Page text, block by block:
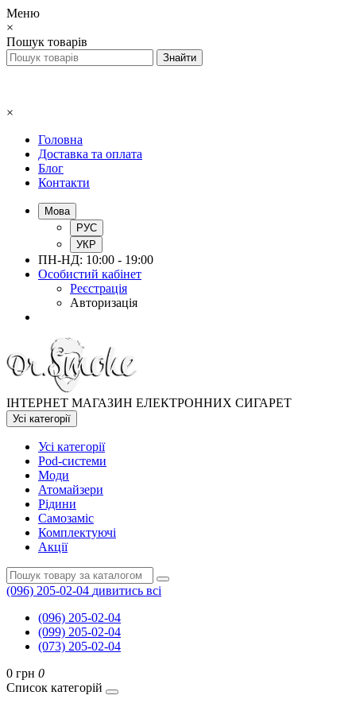
Меню
×
Пошук товарів
×
Головна
Доставка та оплата
Блог
Контакти
Мова
РУС
УКР
ПН-НД: 10:00 - 19:00
Особистий кабінет
Реєстрація
Авторизація
ІНТЕРНЕТ МАГАЗИН ЕЛЕКТРОННИХ СИГАРЕТ
Усі категорії
Усі категорії
Pod-системи
Моди
Атомайзери
Рідини
Самозаміс
Комплектуючі
Акції
(096) 205-02-04 дивитись всі
(096) 205-02-04
(099) 205-02-04
(073) 205-02-04
0 грн 0
Список категорій